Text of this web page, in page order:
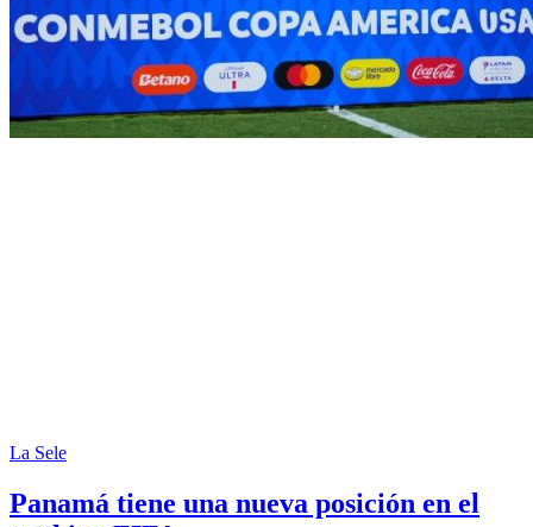
La Sele
Panamá tiene una nueva posición en el